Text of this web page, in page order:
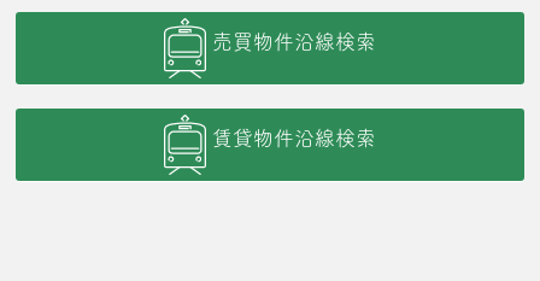
売買物件沿線検索
賃貸物件沿線検索